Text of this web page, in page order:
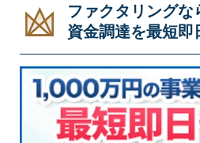
ファクタリング
資金調達を最短即